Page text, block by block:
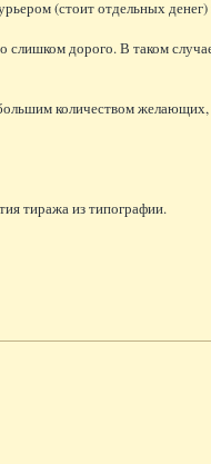
(стоит отдельных
дорого. В таком
количеством желающих,
тиража из типографии.